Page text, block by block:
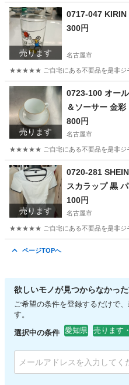
愛知 名古屋市
売ります
0717-047
300円
名古屋市
★★★★★ ご自宅にある不要品を是非ジモ
愛知 名古屋市 LEMON
売ります
0723-100 オー
＆ソーサー 金彩
800円
名古屋市
★★★★★ ご自宅にある不要品を是非ジモ
愛知 名古屋市
売ります
0720-281
スカラップ 黒
100円
名古屋市
★★★★★ ご自宅にある不要品を是非ジモ
ページTOPへ
欲しいモノが見つからなかっ
ご希望の条件を登録するだけで
す。
選択中の条件 愛知県 売ります